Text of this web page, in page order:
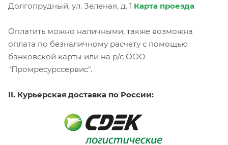
Долгопрудный, ул. Зеленая, д. 1 Карта проезда
Оплатить можно наличными, также возможна
оплата по безналичному расчету с помощью
банковской карты или на р/с ООО
"Промресурссервис".
II. Курьерская доставка по России: